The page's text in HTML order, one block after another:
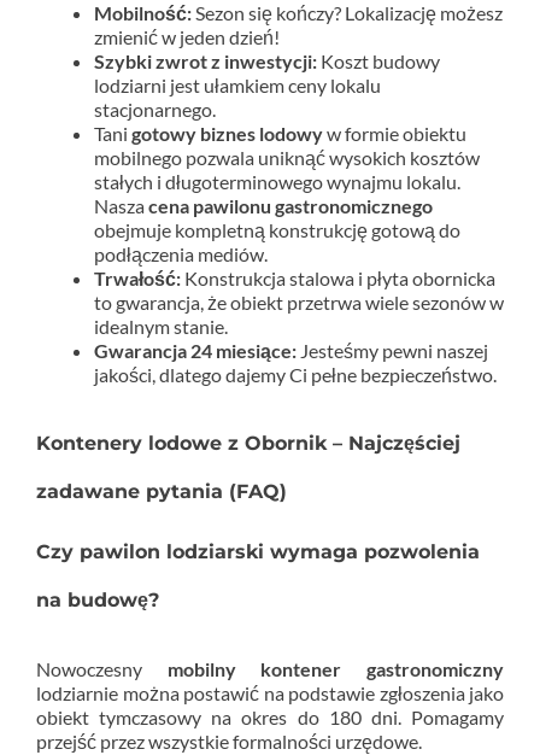
Mobilność:Sezon się kończy? Lokalizację możesz
zmienić w jeden dzień!
Szybki zwrot z inwestycji: Koszt budowy
lodziarni jest ułamkiem ceny lokalu
stacjonarnego.
Tani gotowy biznes lodowyw formie obiektu
mobilnego pozwala uniknąć wysokich kosztów
stałych i długoterminowego wynajmu lokalu.
Naszacena pawilonu gastronomicznego
obejmuje kompletną konstrukcję gotową do
podłączenia mediów.
Trwałość: Konstrukcja stalowa i płyta obornicka
to gwarancja, że obiekt przetrwa wiele sezonów w
idealnym stanie.
Gwarancja 24 miesiące: Jesteśmy pewni naszej
jakości, dlatego dajemy Ci pełne bezpieczeństwo.
Kontenery lodowe z Obornik – Najczęściej
zadawane pytania (FAQ)
Czy pawilon lodziarski wymaga pozwolenia
na budowę?
Nowoczesny mobilny kontener gastronomiczny
lodziarnie można postawić na podstawie zgłoszenia jako
obiekt tymczasowy na okres do 180 dni. Pomagamy
przejść przez wszystkie formalności urzędowe.